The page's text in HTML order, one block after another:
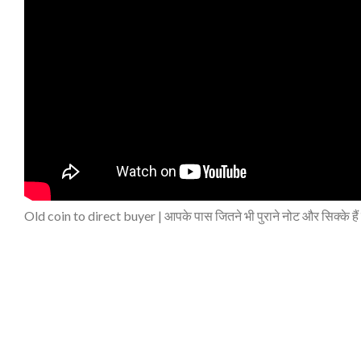
Old coin to direct buyer | आपके पास जितने भी पुराने नोट और सिक्के हैं